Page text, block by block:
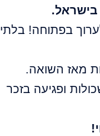
בישראל.
בפתוחה! בלתי
מאז השואה.
ופגיעה בזכר